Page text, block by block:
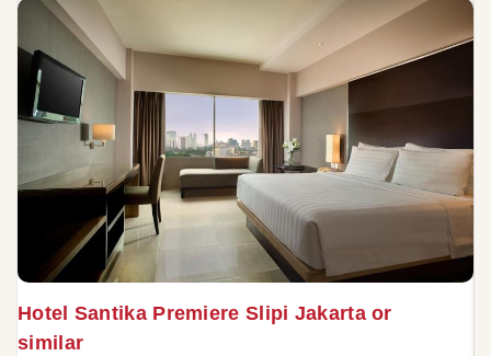
Hotel Santika Premiere Slipi Jakarta or
similar